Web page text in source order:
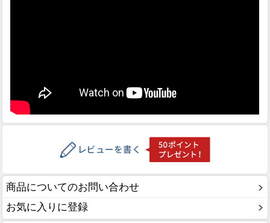
商品についてのお問い合わせ
お気に入りに登録